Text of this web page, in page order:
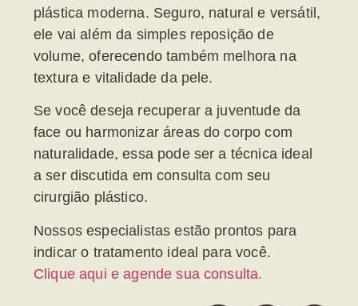
plástica moderna. Seguro, natural e versátil,
ele vai além da simples reposição de
volume, oferecendo também melhora na
textura e vitalidade da pele.
Se você deseja recuperar a juventude da
face ou harmonizar áreas do corpo com
naturalidade, essa pode ser a técnica ideal
a ser discutida em consulta com seu
cirurgião plástico.
Nossos especialistas estão prontos para
indicar o tratamento ideal para você.
Clique aqui e agende sua consulta.